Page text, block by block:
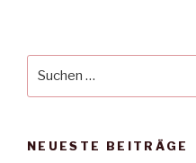
NEUESTE BEITRÄGE